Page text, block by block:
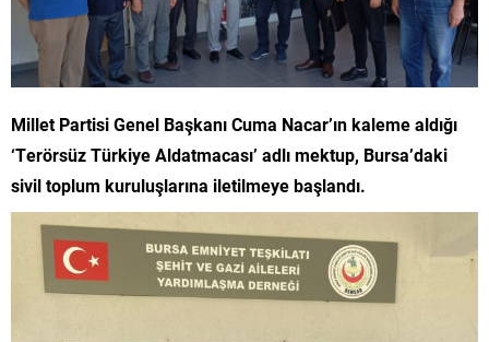
Millet Partisi Genel Başkanı Cuma Nacar’ın kaleme aldığı
‘Terörsüz Türkiye Aldatmacası’ adlı mektup, Bursa’daki
sivil toplum kuruluşlarına iletilmeye başlandı.